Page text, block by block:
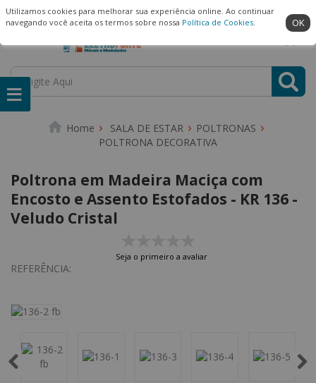
Utilizamos cookies para melhorar sua experiência online. Ao continuar
navegando você aceita os termos sobre nossa Política de Cookies. OK
(22) 99909-3407 Ambiente Seguro
0
SALA DE ESTAR
POLTRONAS
POLTRONA DECORATIVA
Poltrona em Madeira Maciça com
Encosto e Assento Estofados - KR 136 -
Veludo Cristal
Seja o primeiro a avaliar
REFERÊNCIA: